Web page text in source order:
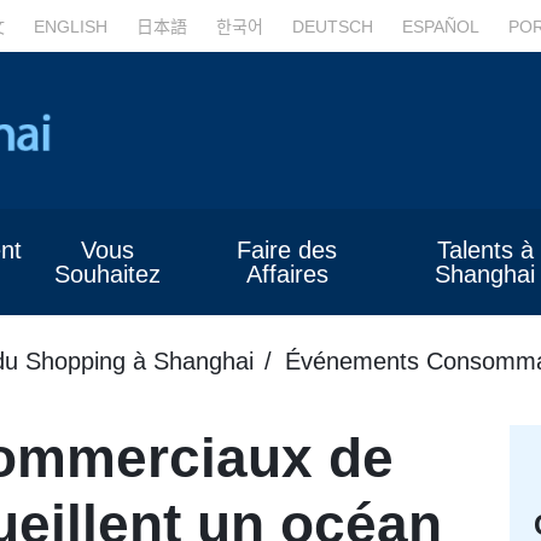
ENGLISH 日本語 한국어 DEUTSCH ESPAÑOL
Vous
Souhaitez
Faire des
Affaires
Talents à
Shanghai
Shopping à Shanghai Événements
de
un océan